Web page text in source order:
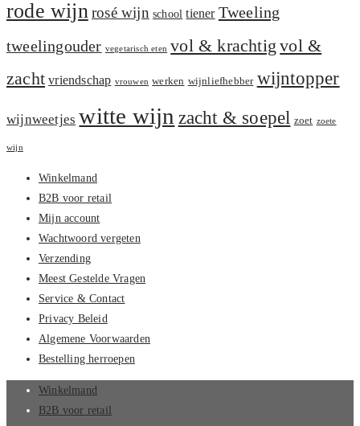
rode wijn rosé wijn school tiener Tweeling
tweelingouder vegetarisch eten vol & krachtig vol &
zacht vriendschap vrouwen werken wijnliefhebber wijntopper
wijnweetjes witte wijn zacht & soepel zoet zoete
wijn
Winkelmand
B2B voor retail
Mijn account
Wachtwoord vergeten
Verzending
Meest Gestelde Vragen
Service & Contact
Privacy Beleid
Algemene Voorwaarden
Bestelling herroepen
Winkelmand
B2B voor retail